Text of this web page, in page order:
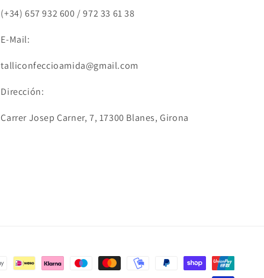
(+34) 657 932 600 / 972 33 61 38
E-Mail:
talliconfeccioamida@gmail.com
Dirección:
Carrer Josep Carner, 7, 17300 Blanes, Girona